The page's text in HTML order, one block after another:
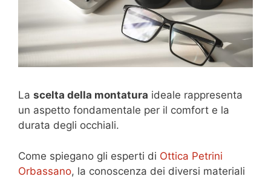
La scelta della montatura ideale rappresenta
un aspetto fondamentale per il comfort e la
durata degli occhiali.
Come spiegano gli esperti di Ottica Petrini
Orbassano, la conoscenza dei diversi materiali